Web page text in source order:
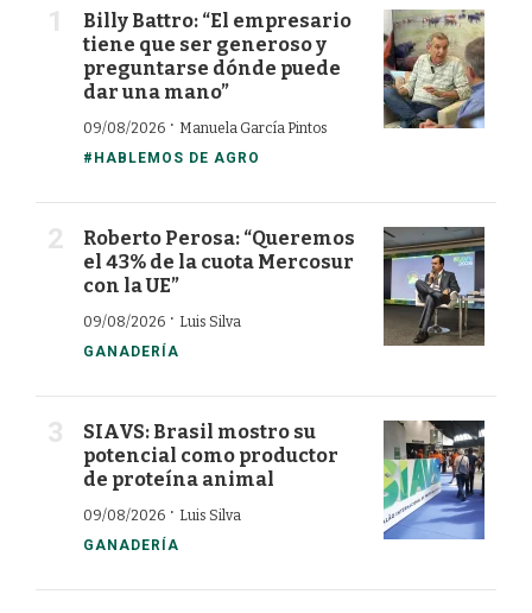
Billy Battro: “El empresario
tiene que ser generoso y
preguntarse dónde puede
dar una mano”
09/08/2026 · Manuela García Pintos
#HABLEMOS DE AGRO
Roberto Perosa: “Queremos
el 43% de la cuota Mercosur
con la UE”
09/08/2026 · Luis Silva
GANADERÍA
SIAVS: Brasil mostro su
potencial como productor
de proteína animal
09/08/2026 · Luis Silva
GANADERÍA